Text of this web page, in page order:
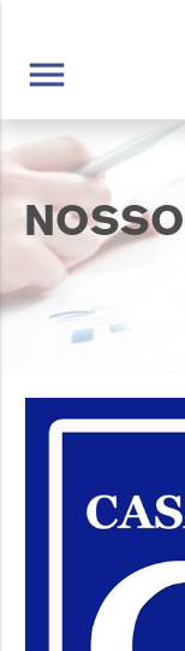
menu